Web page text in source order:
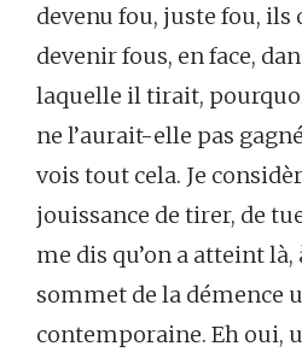
devenu fou, juste fou,
devenir fous, en face,
laquelle il tirait,
ne l’aurait-elle pas
vois tout cela. Je
jouissance de tirer, de
me dis qu’on a atteint là,
sommet de la démence
contemporaine. Eh oui,